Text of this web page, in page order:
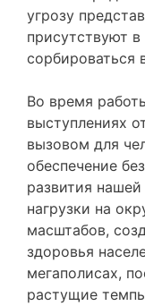
угрозу
присутствуют
сорбироваться
Во время
выступлениях
вызовом для
обеспечение
развития
нагрузки на
масштабов,
здоровья
мегаполисах,
растущие